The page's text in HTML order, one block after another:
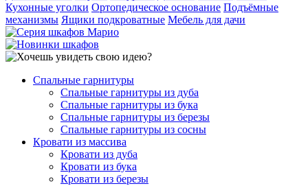
Кухонные уголки Ортопедическое основание Подъёмные
механизмы Ящики подкроватные Мебель для дачи
Спальные гарнитуры
Спальные гарнитуры из дуба
Спальные гарнитуры из бука
Спальные гарнитуры из березы
Спальные гарнитуры из сосны
Кровати из массива
Кровати из дуба
Кровати из бука
Кровати из березы